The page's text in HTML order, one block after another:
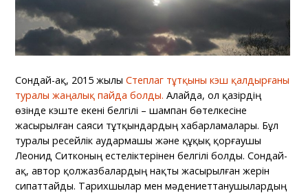
Сондай-ақ, 2015 жылыСтеплаг тұтқыны кэш қалдырғаны
туралы жаңалық пайда болды. Алайда, ол қазірдің
өзінде кэште екені белгілі – шампан бөтелкесіне
жасырылған саяси тұтқындардың хабарламалары. Бұл
туралы ресейлік аудармашы және құқық қорғаушы
Леонид Ситконың естеліктерінен белгілі болды. Сондай-
ақ, автор қолжазбалардың нақты жасырылған жерін
сипаттайды. Тарихшылар мен мәдениеттанушылардың